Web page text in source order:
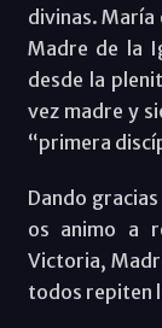
divinas.
Madre de la
desde la
vez madre y
“primera
Dando
os animo a
Victoria,
todos repiten